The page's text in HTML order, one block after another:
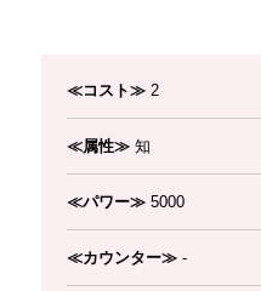
≪コスト≫ 2
≪属性≫ 知
≪パワー≫ 5000
≪カウンター≫ -